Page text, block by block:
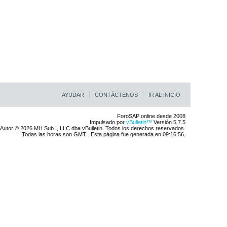
AYUDAR CONTÁCTENOS IR AL INICIO
ForoSAP online desde 2008
Impulsado por vBulletin™ Versión 5.7.5
© 2026 MH Sub I, LLC dba vBulletin. Todos los derechos reservados.
Todas las horas son GMT . Esta página fue generada en 09:16:56.